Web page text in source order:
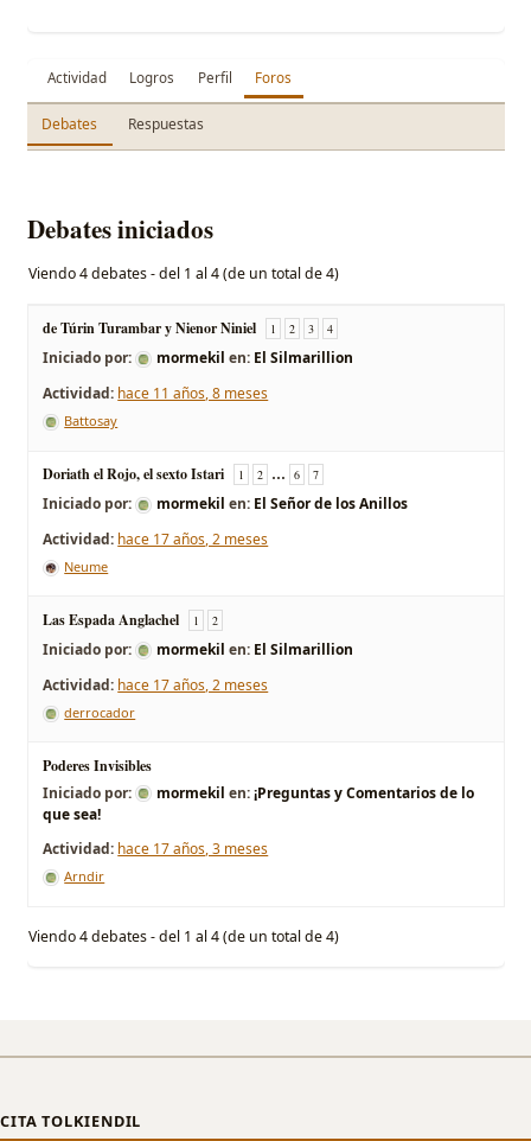
Actividad Logros Perfil Foros
Debates Respuestas
Debates iniciados
Viendo 4 debates - del 1 al 4 (de un total de 4)
de Túrin Turambar y Nienor Niniel 1 2 3 4
Iniciado por: mormekil en: El Silmarillion
hace 11 años, 8 meses
Battosay
Doriath el Rojo, el sexto Istari 1 2 … 6 7
Iniciado por: mormekil en: El Señor de los Anillos
hace 17 años, 2 meses
Neume
Las Espada Anglachel 1 2
Iniciado por: mormekil en: El Silmarillion
hace 17 años, 2 meses
derrocador
Poderes Invisibles
Iniciado por:
mormekil en:¡Preguntas y Comentarios de lo
que sea!
hace 17 años, 3 meses
Arndir
Viendo 4 debates - del 1 al 4 (de un total de 4)
CITA TOLKIENDIL